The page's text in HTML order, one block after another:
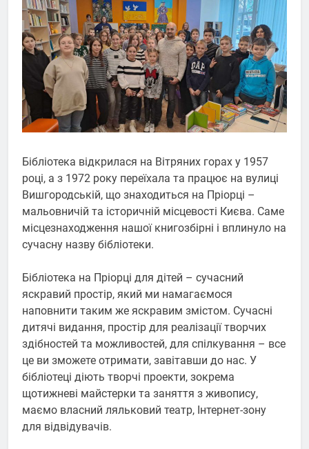
Бібліотека відкрилася на Вітряних горах у 1957
році, а з 1972 року переїхала та працює на вулиці
Вишгородській, що знаходиться на Пріорці –
мальовничій та історичній місцевості Києва. Саме
місцезнаходження нашої книгозбірні і вплинуло на
сучасну назву бібліотеки.
Бібліотека на Пріорці для дітей – сучасний
яскравий простір, який ми намагаємося
наповнити таким же яскравим змістом. Сучасні
дитячі видання, простір для реалізації творчих
здібностей та можливостей, для спілкування – все
це ви зможете отримати, завітавши до нас. У
бібліотеці діють творчі проекти, зокрема
щотижневі майстерки та заняття з живопису,
маємо власний ляльковий театр, Інтернет-зону
для відвідувачів.